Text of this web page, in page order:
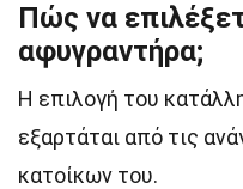
Πώς να
αφυγραντήρα;
Η επιλογή του
εξαρτάται από τις
κατοίκων του.